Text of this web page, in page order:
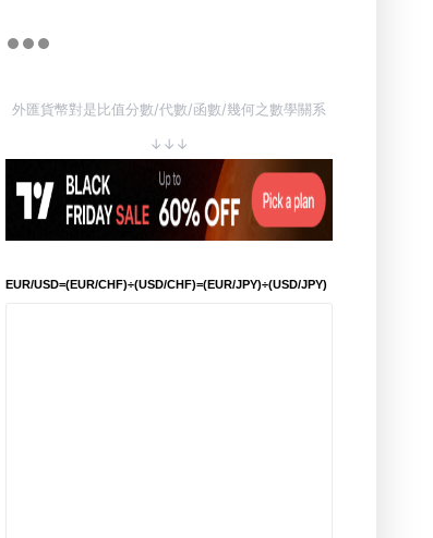
外匯貨幣對是比值分數/代數/函數/幾何之數學關系
↓↓↓
EUR/USD=(EUR/CHF)÷(USD/CHF)=(EUR/JPY)÷(USD/JPY)